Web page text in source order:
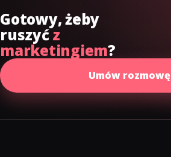
Gotowy, żeby
ruszyćz
marketingiem?
Umów rozmowę